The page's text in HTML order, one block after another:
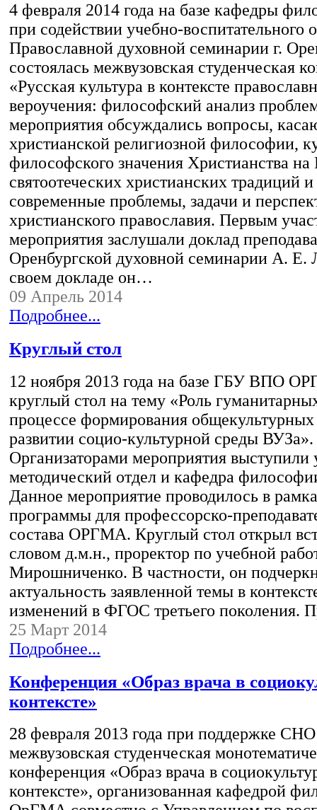
4 февраля 2014 года на базе кафедры
при содействии учебно-воспитательного
Православной духовной семинарии г.
состоялась межвузовская студенческая
«Русская культура в контексте
вероучения: философский анализ
мероприятия обсуждались вопросы,
христианской религиозной философии,
философского значения Христианства на
святоотеческих христианских традиций
современные проблемы, задачи и
христианского православия. Первым
мероприятия заслушали доклад
Оренбургской духовной семинарии А.
своем докладе он…
09 Апрель 2014
Подробнее...
Круглый стол
12 ноября 2013 года на базе ГБУ ВПО
круглый стол на тему «Роль
процессе формирования
развитии социо-культурной среды ВУЗа».
Организаторами мероприятия выступили
методический отдел и кафедра
Данное мероприятие проводилось в
программы для профессорско-
состава ОРГМА. Круглый стол открыл
словом д.м.н., проректор по учебной
Мирошниченко. В частности, он
актуальность заявленной темы в
изменений в ФГОС третьего поколения.
25 Март 2014
Подробнее...
Конференция «Образ врача в
контексте»
28 февраля 2013 года при поддержке
межвузовская студенческая
конференция «Образ врача в
контексте», организованная кафедрой